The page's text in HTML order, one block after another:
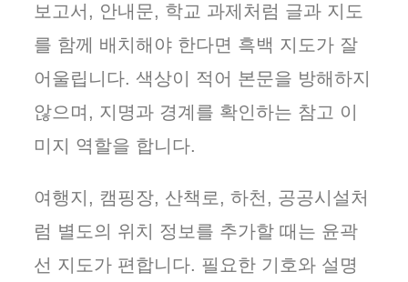
보고서, 안내문, 학교 과제처럼 글과 지도
를 함께 배치해야 한다면 흑백 지도가 잘
어울립니다. 색상이 적어 본문을 방해하지
않으며, 지명과 경계를 확인하는 참고 이
미지 역할을 합니다.
여행지, 캠핑장, 산책로, 하천, 공공시설처
럼 별도의 위치 정보를 추가할 때는 윤곽
선 지도가 편합니다. 필요한 기호와 설명